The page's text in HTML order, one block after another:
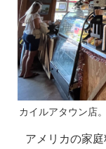
カイルアタウン店
アメリカの家庭